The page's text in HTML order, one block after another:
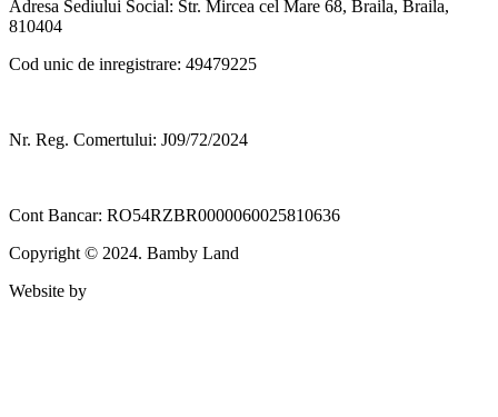
Adresa Sediului Social: Str. Mircea cel Mare 68, Braila, Braila,
810404
Cod unic de inregistrare: 49479225
Nr. Reg. Comertului: J09/72/2024
Cont Bancar: RO54RZBR0000060025810636
Copyright © 2024. Bamby Land
Website by